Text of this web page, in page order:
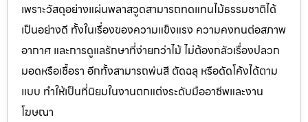
เพราะวัสดุอย่างแผ่นพลาสวูดสามารถทดแทนไม้ธรรมชาติได้
เป็นอย่างดี ทั้งในเรื่องของความแข็งแรง ความคงทนต่อสภาพ
อากาศ และการดูแลรักษาที่ง่ายกว่าไม้ ไม่ต้องกลัวเรื่องปลวก
มอดหรือเชื้อรา อีกทั้งสามารถพ่นสี ตัดฉลุ หรือดัดโค้งได้ตาม
แบบ ทำให้เป็นที่นิยมในงานตกแต่งระดับมืออาชีพและงาน
โฆษณา